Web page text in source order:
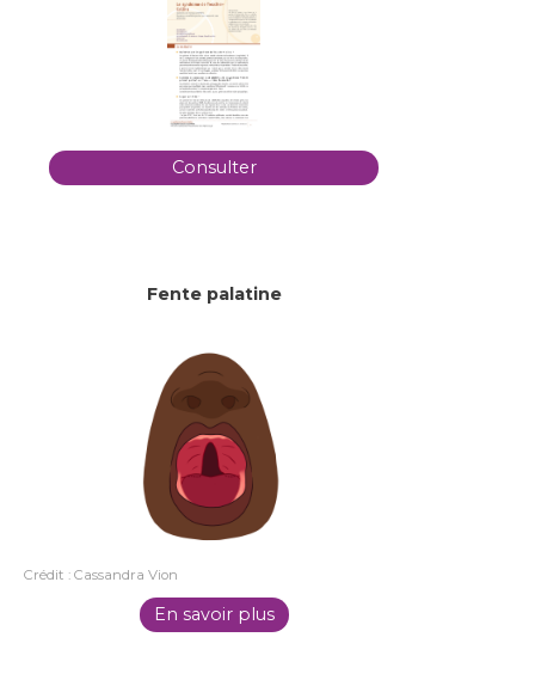
Consulter
Fente palatine
Crédit : Cassandra Vion
En savoir plus